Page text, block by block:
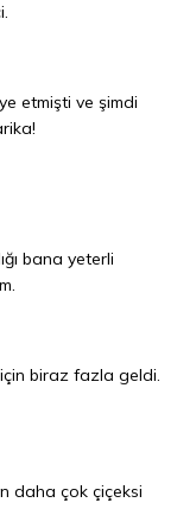
etmişti ve şimdi
bana yeterli
biraz fazla geldi.
daha çok çiçeksi